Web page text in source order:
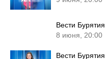
9 июня, 20:00
Вести Бурятия
8 июня, 20:00